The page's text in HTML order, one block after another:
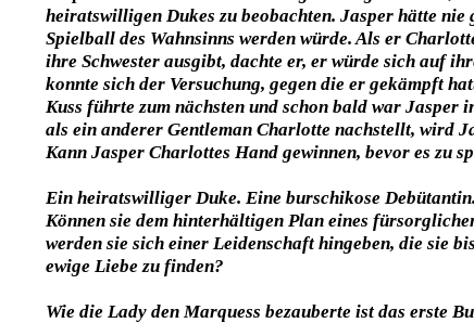
heiratswilligen Dukes zu beobachten. Jasper hätte nie
Spielball des Wahnsinns werden würde. Als er
ihre Schwester ausgibt, dachte er, er würde sich auf
konnte sich der Versuchung, gegen die er gekämpft
Kuss führte zum nächsten und schon bald war Jasper
als ein anderer Gentleman Charlotte nachstellt, wird
Kann Jasper Charlottes Hand gewinnen, bevor es zu
Ein heiratswilliger Duke. Eine burschikose
Können sie dem hinterhältigen Plan eines
werden sie sich einer Leidenschaft hingeben, die sie
ewige Liebe zu finden?
Wie die Lady den Marquess bezauberte ist das erste